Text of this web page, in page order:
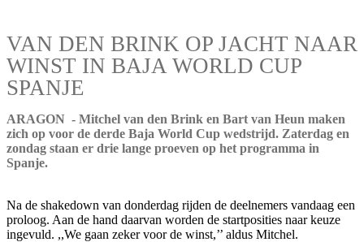
VAN DEN BRINK OP JACHT NAAR
WINST IN BAJA WORLD CUP
SPANJE
ARAGON - Mitchel van den Brink en Bart van Heun maken
zich op voor de derde Baja World Cup wedstrijd. Zaterdag en
zondag staan er drie lange proeven op het programma in
Spanje.
Na de shakedown van donderdag rijden de deelnemers vandaag een
proloog. Aan de hand daarvan worden de startposities naar keuze
ingevuld. ,,We gaan zeker voor de winst,’’ aldus Mitchel.